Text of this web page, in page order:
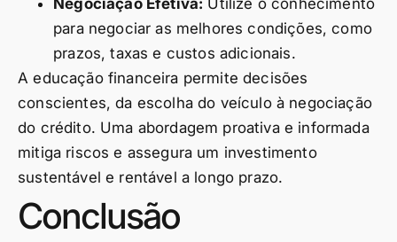
Negociação Efetiva: Utilize o conhecimento
para negociar as melhores condições, como
prazos, taxas e custos adicionais.
A educação financeira permite decisões
conscientes, da escolha do veículo à negociação
do crédito. Uma abordagem proativa e informada
mitiga riscos e assegura um investimento
sustentável e rentável a longo prazo.
Conclusão